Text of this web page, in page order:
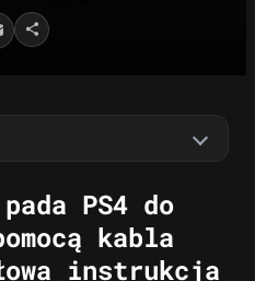
PS4 do
kabla
instrukcja